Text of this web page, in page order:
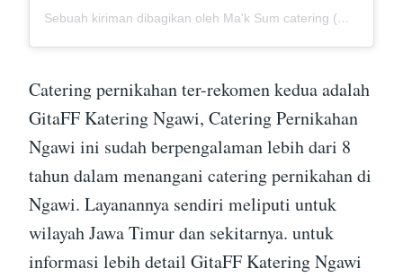
Sebuah kiriman dibagikan oleh Ma'k Sum catering (@mak_sumcatering)
Catering pernikahan ter-rekomen kedua adalah
GitaFF Katering Ngawi, Catering Pernikahan
Ngawi ini sudah berpengalaman lebih dari 8
tahun dalam menangani catering pernikahan di
Ngawi. Layanannya sendiri meliputi untuk
wilayah Jawa Timur dan sekitarnya. untuk
informasi lebih detail GitaFF Katering Ngawi